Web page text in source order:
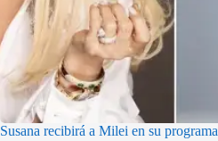
Susana recibirá a Milei en su programa